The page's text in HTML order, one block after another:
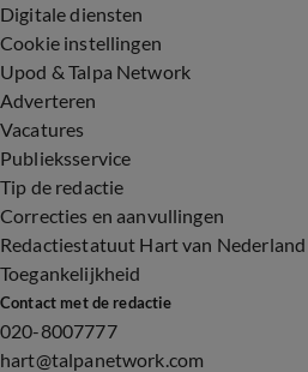
Digitale diensten
Cookie instellingen
Upod & Talpa Network
Adverteren
Vacatures
Publieksservice
Tip de redactie
Correcties en aanvullingen
Redactiestatuut Hart van Nederland
Toegankelijkheid
Contact met de redactie
020-8007777
hart@talpanetwork.com